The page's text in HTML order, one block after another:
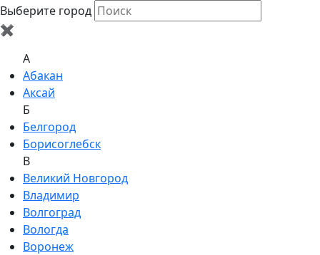
Выберите город
✖
A
Абакан
Аксай
Б
Белгород
Борисоглебск
В
Великий Новгород
Владимир
Волгоград
Вологда
Воронеж